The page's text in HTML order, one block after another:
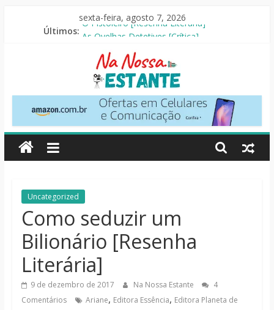
sexta-feira, agosto 7, 2026
Últimos: O Pistoleiro [Resenha Literária]
Mestres do Universo [Crtítica]
Slow Horses – 3ª Temporada [Crítica]
Seus Amigos e Vizinhos [Crítica]
Na
Nossa
Estante
Críticas
livros,
filmes,
séries
notícias
Uncategorized
Como seduzir um
Bilionário [Resenha
Literária]
9 de dezembro de 2017 Na Nossa Estante
4
Comentários
Ariane, Editora Essência, Editora Planeta de